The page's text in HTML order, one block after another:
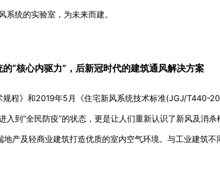
统的实验室，为未来而建。
“核心内驱力”，后新冠时代的建筑通风解决方案
程》和2019年5月《住宅新风系统技术标准(JGJ/T440-
入到“全民防疫”的状态，更是让人们重新认识了新风及消杀
产及轻商业建筑打造优质的室内空气环境。 与工业建筑不